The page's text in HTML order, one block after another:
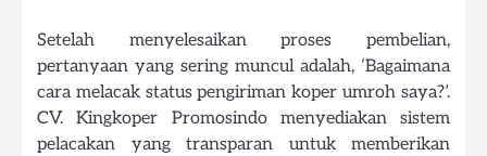
Setelah menyelesaikan proses pembelian,
pertanyaan yang sering muncul adalah, ‘Bagaimana
cara melacak status pengiriman koper umroh saya?’.
CV. Kingkoper Promosindo menyediakan sistem
pelacakan yang transparan untuk memberikan